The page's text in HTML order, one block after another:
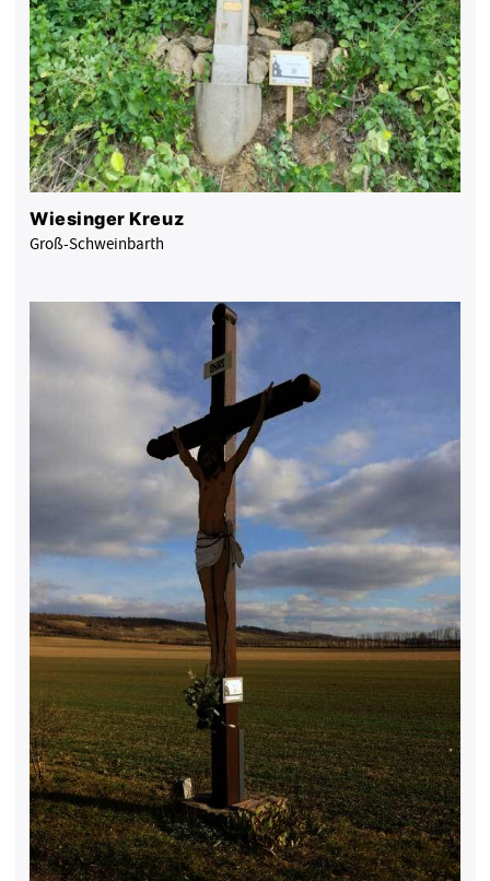
Wiesinger Kreuz
Groß-Schweinbarth